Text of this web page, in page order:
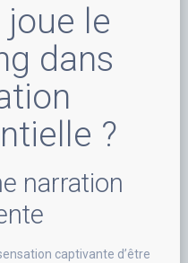
joue le
dans
?
narration
captivante d’être